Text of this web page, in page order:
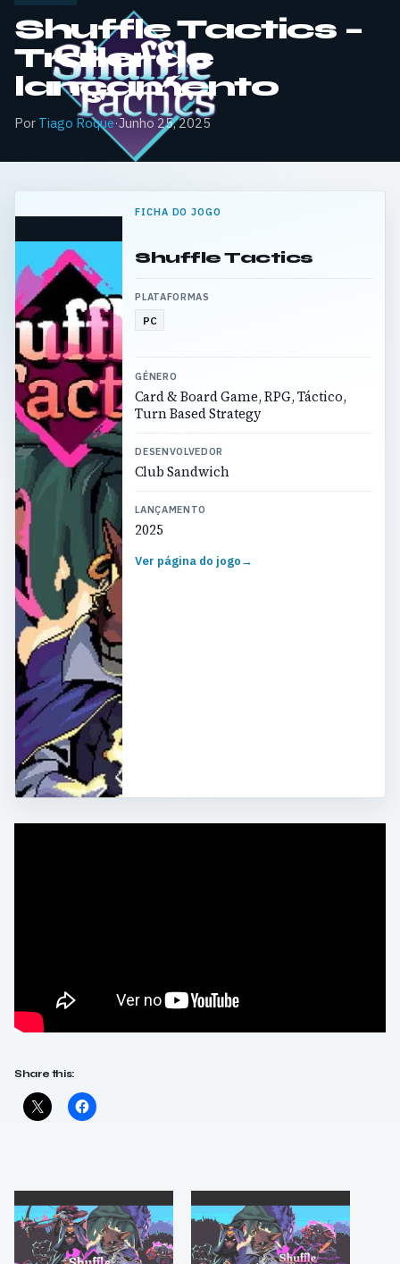
Shuffle Tactics –
Trailer de
lançamento
Por Tiago Roque·Junho 25, 2025
FICHA DO JOGO
Shuffle Tactics
PLATAFORMAS
PC
GÉNERO
Card & Board Game, RPG, Táctico,
Turn Based Strategy
DESENVOLVEDOR
Club Sandwich
LANÇAMENTO
2025
Ver página do jogo→
Share this: